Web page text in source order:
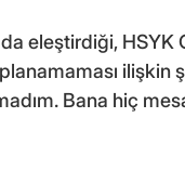
eleştirdiği, HSYK
ilişkin
Bana hiç